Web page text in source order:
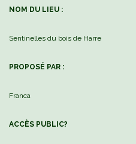
NOM DU LIEU :
Sentinelles du bois de Harre
PROPOSÉ PAR :
Franca
ACCÈS PUBLIC?